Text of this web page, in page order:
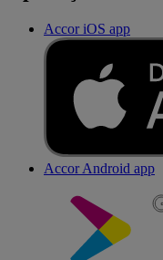
Accor iOS app
Accor Android app